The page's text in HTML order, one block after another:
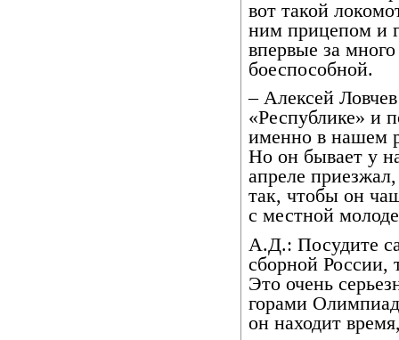
вот такой
ним прицепом и
впервые за
боеспособной.
– Алексей
«Республике» и
именно в нашем
Но он бывает у
апреле
так, чтобы он
с местной
А.Д.: Посудите
сборной России,
Это очень
горами
он находит